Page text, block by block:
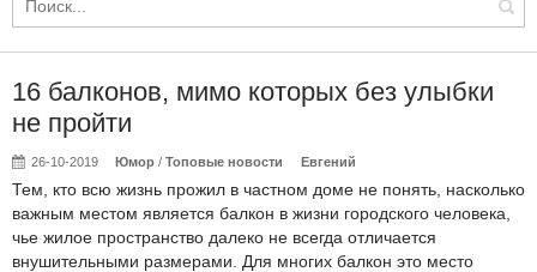
16 балконов, мимо которых без улыбки
не пройти
26-10-2019 Юмор /Топовые новости Евгений
Тем, кто всю жизнь прожил в частном доме не понять, насколько
важным местом является балкон в жизни городского человека,
чье жилое пространство далеко не всегда отличается
внушительными размерами. Для многих балкон это место